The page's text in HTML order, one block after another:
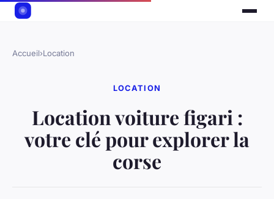
Accueil›Location
LOCATION
Location voiture figari :
votre clé pour explorer la
corse